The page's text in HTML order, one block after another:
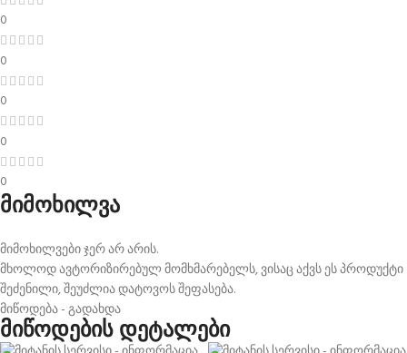
0
0
0
0
0
მიმოხილვა
მიმოხილვები ჯერ არ არის.
მხოლოდ ავტორიზირებულ მომხმარებელს, ვისაც აქვს ეს პროდუქტი
შეძენილი, შეუძლია დატოვოს შეფასება.
მიწოდება - გადახდა
მიწოდების დეტალები